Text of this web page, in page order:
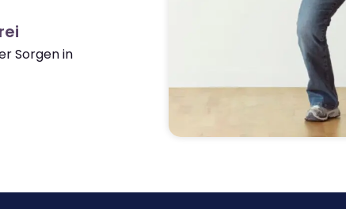
Sorgen in